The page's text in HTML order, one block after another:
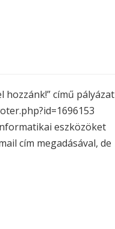
című pályázat
eszközöket
cím megadásával, de